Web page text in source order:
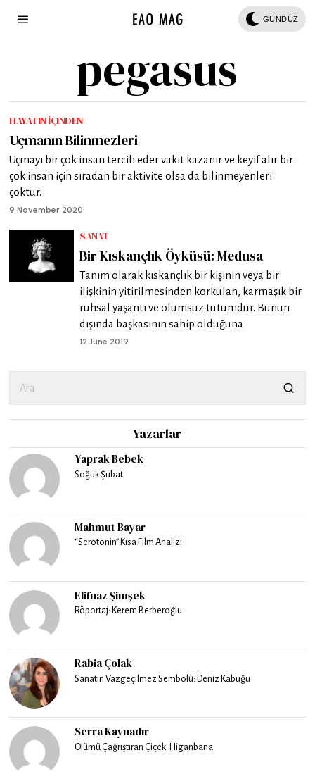
GÜNDÜZ
pegasus
HAYATIN İÇINDEN
Uçmanın Bilinmezleri
Uçmayı bir çok insan tercih eder vakit kazanır ve keyif alır bir
çok insan için sıradan bir aktivite olsa da bilinmeyenleri
çoktur.
9 November 2020
SANAT
Bir Kıskançlık Öyküsü: Medusa
Tanım olarak kıskançlık bir kişinin veya bir
ilişkinin yitirilmesinden korkulan, karmaşık bir
ruhsal yaşantı ve olumsuz tutumdur. Bunun
dışında başkasının sahip olduğuna
12 June 2019
Yazarlar
Yaprak Bebek
Soğuk Şubat
Mahmut Bayar
“Serotonin” Kısa Film Analizi
Elifnaz Şimşek
Röportaj: Kerem Berberoğlu
Rabia Çolak
Sanatın Vazgeçilmez Sembolü: Deniz Kabuğu
Serra Kaynadır
Ölümü Çağrıştıran Çiçek: Higanbana